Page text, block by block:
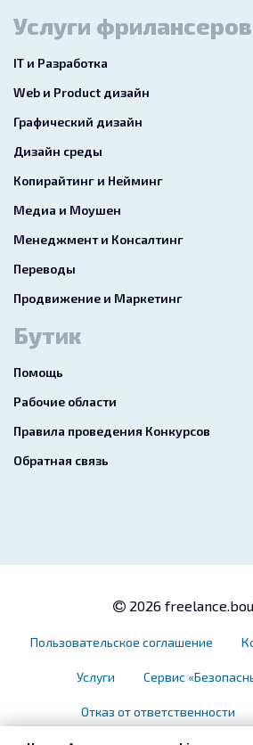
Услуги фрилансеров
IT и Разработка
Web и Product дизайн
Графический дизайн
Дизайн среды
Копирайтинг и Нейминг
Медиа и Моушен
Менеджмент и Консалтинг
Переводы
Продвижение и Маркетинг
Бутик
Помощь
Рабочие области
Правила проведения Конкурсов
Обратная связь
2026
Пользовательское соглашение
Услуги Сервис
Отказ от ответственности